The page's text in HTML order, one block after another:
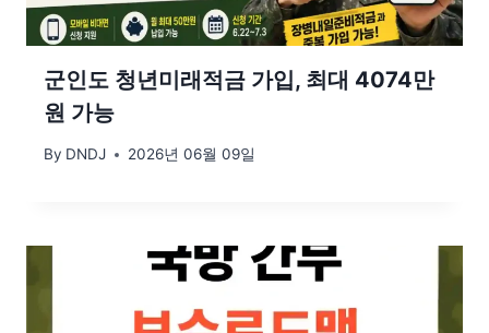
군인도 청년미래적금 가입, 최대 4074만
원 가능
By DNDJ 2026년 06월 09일